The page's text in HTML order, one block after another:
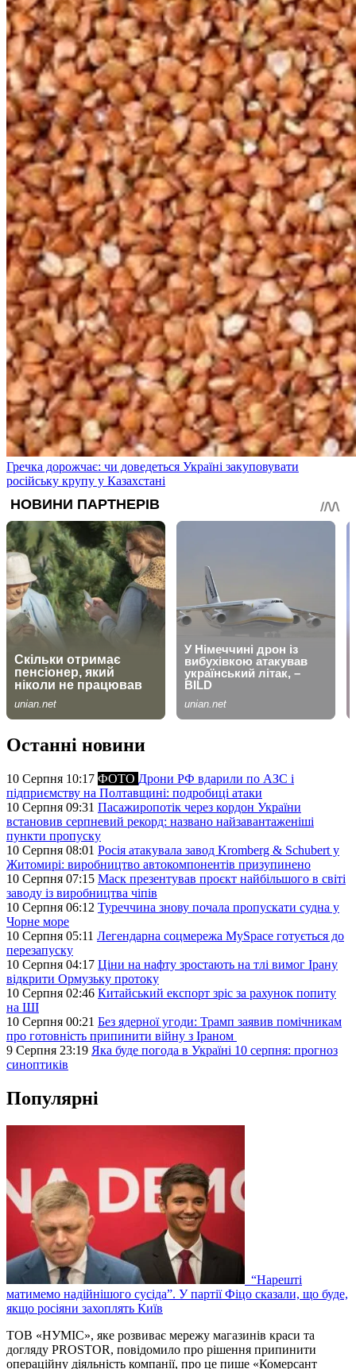
Гречка дорожчає: чи доведеться Україні закуповувати
російську крупу у Казахстані
Останні новини
10 Серпня 10:17 ФОТО Дрони РФ вдарили по АЗС і
підприємству на Полтавщині: подробиці атаки
10 Серпня 09:31 Пасажиропотік через кордон України
встановив серпневий рекорд: названо найзавантаженіші
пункти пропуску
10 Серпня 08:01 Росія атакувала завод Kromberg & Schubert у
Житомирі: виробництво автокомпонентів призупинено
10 Серпня 07:15 Маск презентував проєкт найбільшого в світі
заводу із виробництва чіпів
10 Серпня 06:12 Туреччина знову почала пропускати судна у
Чорне море
10 Серпня 05:11 Легендарна соцмережа MySpace готується до
перезапуску
10 Серпня 04:17 Ціни на нафту зростають на тлі вимог Ірану
відкрити Ормузьку протоку
10 Серпня 02:46 Китайський експорт зріс за рахунок попиту
на ШІ
10 Серпня 00:21 Без ядерної угоди: Трамп заявив помічникам
про готовність припинити війну з Іраном
9 Серпня 23:19 Яка буде погода в Україні 10 серпня: прогноз
синоптиків
Популярні
“Нарешті
матимемо надійнішого сусіда”. У партії Фіцо сказали, що буде,
якщо росіяни захоплять Київ
ТОВ «НУМІС», яке розвиває мережу магазинів краси та
догляду PROSTOR, повідомило про рішення припинити
операційну діяльність компанії, про це пише «Комерсант